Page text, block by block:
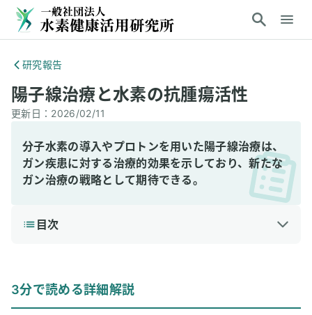
研究報告
陽子線治療と水素の抗腫瘍活性
更新日： 2026/02/11
分子水素の導入やプロトンを用いた陽子線治療は、
ガン疾患に対する治療的効果を示しており、新たな
ガン治療の戦略として期待できる。
目次
3分で読める詳細解説